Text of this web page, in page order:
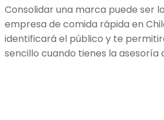
Consolidar una marca puede ser
empresa de comida rápida en
identificará el público y te
sencillo cuando tienes la asesoría